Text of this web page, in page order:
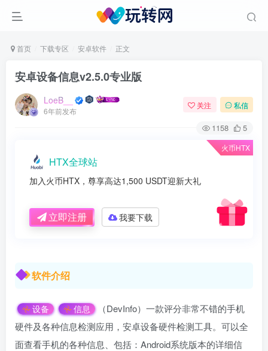
首页 下载专区 安卓软件 正文
安卓设备信息v2.5.0专业版
LoeB__
6年前发布
关注 私信
1158 5
火币HTX
HTX全球站
加入火币HTX，尊享高达1,500 USDT迎新大礼
立即注册 我要下载
软件介绍
设备 信息
（DevInfo）一款评分非常不错的手机
硬件及各种信息检测应用，安卓设备硬件检测工具。可以全
面查看手机的各种信息、包括：Android系统版本的详细信